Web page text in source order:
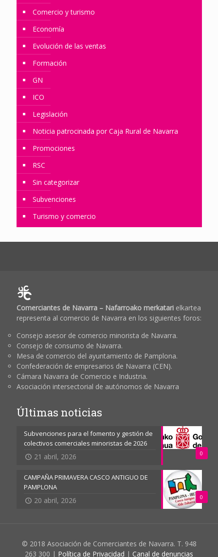
Comercio y turismo
Economía
Evolución de las ventas
Formación
GN
ICO
Legislación
Noticia patrocinada por Caja Rural de Navarra
Promociones
RSC
Sin categorizar
Subvenciones
Turismo y comercio
Comerciantes de Navarra – Nafarroako merkatarielkartea
representa al comercio de Navarra en los siguientes foros:
Consejo asesor de comercio minorista de Navarra.
Consejo de consumo de Navarra.
Mesa de comercio del ayuntamiento de Pamplona.
Confederación de empresarios de Navarra (CEN).
Cámara Navarra de Comercio e Industria.
Asociación intersectorial de autónomos de Navarra
Últimas noticias
0
Subvenciones para el fomento y gestión de
colectivos comerciales minoristas de 2026
21 abril, 2026
0
CAMPAÑA PRIMAVERA CASCO ANTIGUO DE
PAMPLONA
20 abril, 2026
© 2018 Asociación de Comerciantes de Navarra. T. 948
263 300 | Política de Privacidad | Canal de denuncias